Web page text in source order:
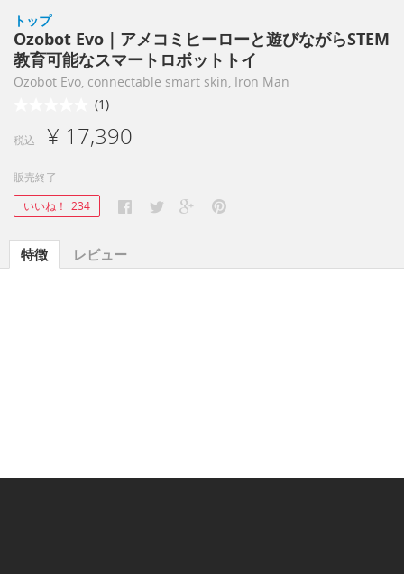
トップ
Ozobot Evo｜アメコミヒーローと遊びながらSTEM
教育可能なスマートロボットトイ
Ozobot Evo, connectable smart skin, Iron Man
(1)
税込 ¥ 17,390
販売終了
いいね！ 234
特徴 レビュー